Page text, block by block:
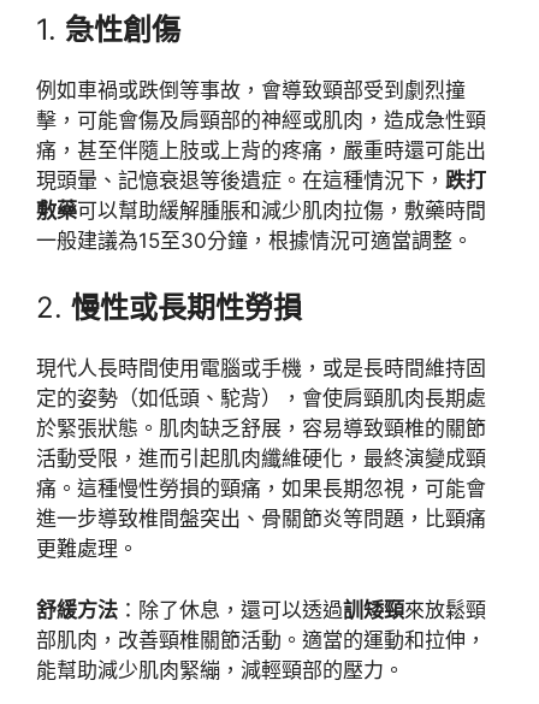
1. 急性創傷
例如車禍或跌倒等事故，會導致頸部受到劇烈撞
擊，可能會傷及肩頸部的神經或肌肉，造成急性頸
痛，甚至伴隨上肢或上背的疼痛，嚴重時還可能出
現頭暈、記憶衰退等後遺症。在這種情況下， 跌打
敷藥可以幫助緩解腫脹和減少肌肉拉傷，敷藥時間
一般建議為15至30分鐘，根據情況可適當調整。
2. 慢性或長期性勞損
現代人長時間使用電腦或手機，或是長時間維持固
定的姿勢（如低頭、駝背），會使肩頸肌肉長期處
於緊張狀態。肌肉缺乏舒展，容易導致頸椎的關節
活動受限，進而引起肌肉纖維硬化，最終演變成頸
痛。這種慢性勞損的頸痛，如果長期忽視，可能會
進一步導致椎間盤突出、骨關節炎等問題，比頸痛
更難處理。
舒緩方法 ：除了休息，還可以透過訓矮頸來放鬆頸
部肌肉，改善頸椎關節活動。適當的運動和拉伸，
能幫助減少肌肉緊繃，減輕頸部的壓力。